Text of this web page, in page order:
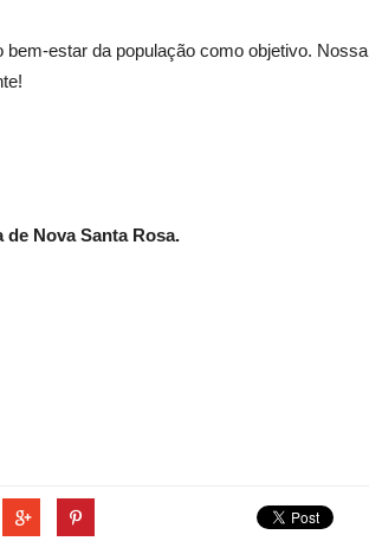
estar da população como objetivo. Nossa
Nova Santa Rosa.